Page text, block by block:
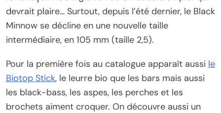
devrait plaire… Surtout, depuis l’été dernier, le Black
Minnow se décline en une nouvelle taille
intermédiaire, en 105 mm (taille 2,5).
Pour la première fois au catalogue apparaît aussi le
Biotop Stick, le leurre bio que les bars mais aussi
les black-bass, les aspes, les perches et les
brochets aiment croquer. On découvre aussi un